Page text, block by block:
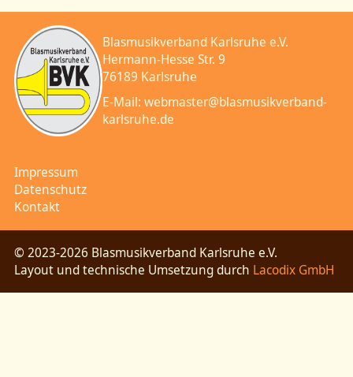
Blasmusikverband Karlsruhe e.V.
Hermann-Hesse Str. 9
76189 Karlsruhe
E-Mail:webmaster@blasmusikverband-
karlsruhe.de
Impressum
Datenschutz
Kontakt
© 2023-2026 Blasmusikverband Karlsruhe e.V.
Layout und technische Umsetzung durch Lacodix GmbH